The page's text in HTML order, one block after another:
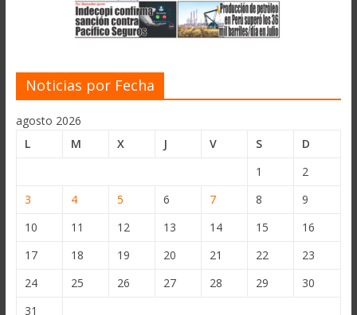
Noticias por Fecha
agosto 2026
L
M X J V S
D
1
2
3
4 5 6 7 8
9
10
11 12 13 14 15
16
17
18 19 20 21 22
23
24
25 26 27 28 29
30
31